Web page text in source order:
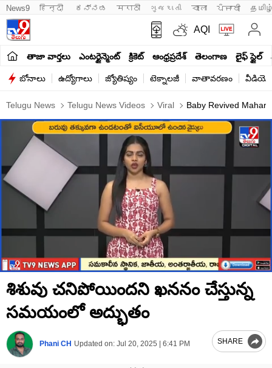
News9 हिन्दी ಕನ್ನಡ मराठी ગુજરાતી বাংলা ਪੰਜਾਬੀ
AQI
తాజా వార్తలు ఎంటర్టైన్మెంట్ క్రికెట్ ఆంధ్రప్రదేశ్ తెలంగాణ లైఫ్ స్టైల్
బోనాలు ఉద్యోగాలు జ్యోతిష్యం టెక్నాలజీ వాతావరణం
Telugu News Telugu News Videos Viral Baby Revived
seconds
of
minute,
seconds
శిశువు చనిపోయిందని ఖననం చేస్తున్న
సమయంలో అద్భుతం
Phani CH Updated on: Jul 20, 2025 | 6:41 PM SHARE